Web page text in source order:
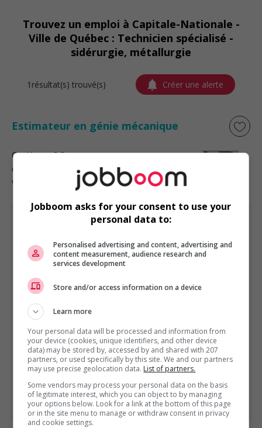
Trouvez un emploi à Capitale-Nationale -
Ville de Québec : Technicien spécialisé -
sidérurgie, métallurgie
1résultat(s) trouvé(s) Créer une alerte
Estimateur en génie mécanique
Québec, QC
Génie, biopharmaceutique, sciences
et techniques scientifiques
GÉNIE, BIOPHARMACEUTIQUE, SCIENCES ET TECHNIQUES
EST PRÉSENTÉ PAR
Fed Finance Canada Montréal, Québec
Autres offres de l'entreprise
Technicien contrôle qualité
Spécialiste en automatisation
Électrotechnicien - licence c | montréal-est
Ingénieur mécanique
Ingénieur mécanique
Architecte produit – électronique de puissance
Jobboom asks for your consent to use your
personal data to:
Personalised advertising and content, advertising and
content measurement, audience research and
services development
Store and/or access information on a device
Learn more
Your personal data will be processed and information from
your device (cookies, unique identifiers, and other device
data) may be stored by, accessed by and shared with 207
partners, or used specifically by this site. We and our partners
may use precise geolocation data. List of partners.
Some vendors may process your personal data on the basis
of legitimate interest, which you can object to by managing
your options below. Look for a link at the bottom of this page
or in the site menu to manage or withdraw consent in privacy
and cookie settings.